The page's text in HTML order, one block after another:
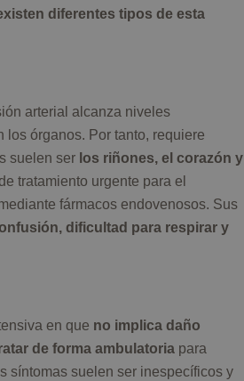
diferentes tipos de esta
arterial alcanza niveles
los órganos. Por tanto, requiere
suelen ser los riñones, el corazón y
tratamiento urgente para el
fármacos endovenosos. Sus
dificultad para respirar y
en que no implica daño
de forma ambulatoria para
síntomas suelen ser inespecíficos y